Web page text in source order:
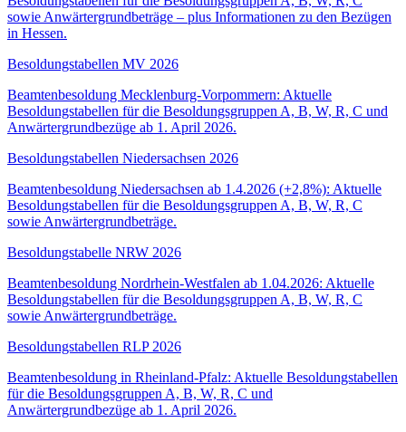
sowie Anwärtergrundbeträge – plus Informationen zu den Bezügen
in Hessen.
Besoldungstabellen MV 2026
Beamtenbesoldung Mecklenburg-Vorpommern: Aktuelle
Besoldungstabellen für die Besoldungsgruppen A, B, W, R, C und
Anwärtergrundbezüge ab 1. April 2026.
Besoldungstabellen Niedersachsen 2026
Beamtenbesoldung Niedersachsen ab 1.4.2026 (+2,8%): Aktuelle
Besoldungstabellen für die Besoldungsgruppen A, B, W, R, C
sowie Anwärtergrundbeträge.
Besoldungstabelle NRW 2026
Beamtenbesoldung Nordrhein-Westfalen ab 1.04.2026: Aktuelle
Besoldungstabellen für die Besoldungsgruppen A, B, W, R, C
sowie Anwärtergrundbeträge.
Besoldungstabellen RLP 2026
Beamtenbesoldung in Rheinland-Pfalz: Aktuelle Besoldungstabellen
für die Besoldungsgruppen A, B, W, R, C und
Anwärtergrundbezüge ab 1. April 2026.